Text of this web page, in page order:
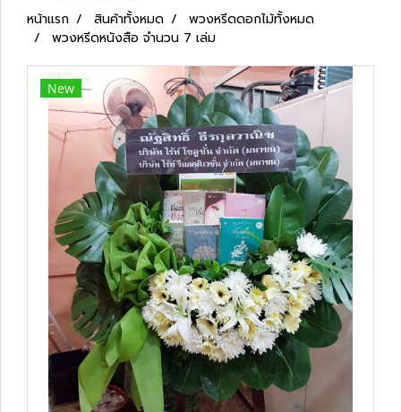
หน้าแรก สินค้าทั้งหมด
พวงหรีดดอกไม้ทั้งหมด
พวงหรีดหนังสือ จำนวน 7 เล่ม
New